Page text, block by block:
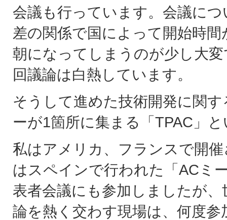
会議も行っています。会議に
差の関係で国によって開始時間
朝になってしまうのが少し大
回議論は白熱しています。
そうして進めた技術開発に関
ーが1箇所に集まる「TPAC」
私はアメリカ、フランスで開
はスペインで行われた「ACミ
表者会議にも参加しましたが
論を熱く交わす現場は、何度